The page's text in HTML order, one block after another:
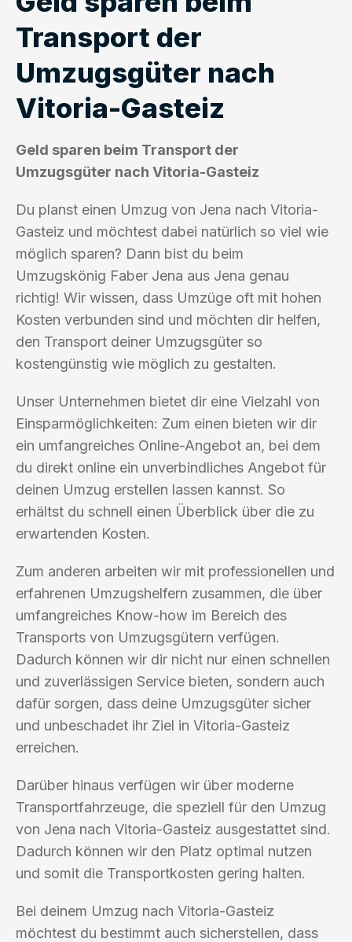
Transport der
Umzugsgüter nach
Vitoria-Gasteiz
Geld sparen beim Transport der
Umzugsgüter nach Vitoria-Gasteiz
Du planst einen Umzug von Jena nach Vitoria-
Gasteiz und möchtest dabei natürlich so viel wie
möglich sparen? Dann bist du beim
Umzugskönig Faber Jena aus Jena genau
richtig! Wir wissen, dass Umzüge oft mit hohen
Kosten verbunden sind und möchten dir helfen,
den Transport deiner Umzugsgüter so
kostengünstig wie möglich zu gestalten.
Unser Unternehmen bietet dir eine Vielzahl von
Einsparmöglichkeiten: Zum einen bieten wir dir
ein umfangreiches Online-Angebot an, bei dem
du direkt online ein unverbindliches Angebot für
deinen Umzug erstellen lassen kannst. So
erhältst du schnell einen Überblick über die zu
erwartenden Kosten.
Zum anderen arbeiten wir mit professionellen und
erfahrenen Umzugshelfern zusammen, die über
umfangreiches Know-how im Bereich des
Transports von Umzugsgütern verfügen.
Dadurch können wir dir nicht nur einen schnellen
und zuverlässigen Service bieten, sondern auch
dafür sorgen, dass deine Umzugsgüter sicher
und unbeschadet ihr Ziel in Vitoria-Gasteiz
erreichen.
Darüber hinaus verfügen wir über moderne
Transportfahrzeuge, die speziell für den Umzug
von Jena nach Vitoria-Gasteiz ausgestattet sind.
Dadurch können wir den Platz optimal nutzen
und somit die Transportkosten gering halten.
Bei deinem Umzug nach Vitoria-Gasteiz
möchtest du bestimmt auch sicherstellen, dass